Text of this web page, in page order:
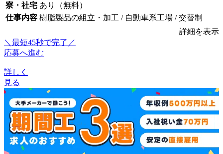
寮・社宅 あり（無料）
仕事内容 樹脂製品の組立・加工 / 自動車系工場 / 交替制
詳細を表示
＼最短45秒で完了／
応募へ進む
詳しく
見る